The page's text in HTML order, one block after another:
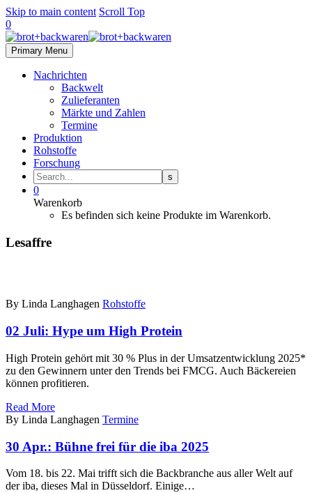
Skip to main content Scroll Top
0
Primary Menu
Nachrichten
Backwelt
Zulieferanten
Märkte und Zahlen
Termine
Produktion
Rohstoffe
Forschung
0
Warenkorb
Es befinden sich keine Produkte im Warenkorb.
Lesaffre
By Linda Langhagen Rohstoffe
02 Juli: Hype um High Protein
High Protein gehört mit 30 % Plus in der Umsatzentwicklung 2025*
zu den Gewinnern unter den Trends bei FMCG. Auch Bäckereien
können profitieren.
Read More
By Linda Langhagen Termine
30 Apr.: Bühne frei für die iba 2025
Vom 18. bis 22. Mai trifft sich die Backbranche aus aller Welt auf
der iba, dieses Mal in Düsseldorf. Einige…